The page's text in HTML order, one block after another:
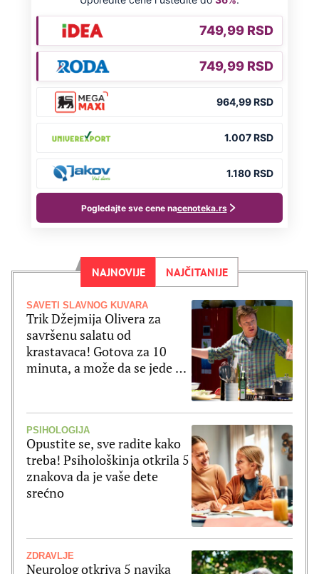
NAJNOVIJE NAJČITANIJE
SAVETI SLAVNOG KUVARA
Trik Džejmija Olivera za
savršenu salatu od
krastavaca! Gotova za 10
minuta, a može da se jede uz
PSIHOLOGIJA
Opustite se, sve radite kako
treba! Psihološkinja otkrila 5
znakova da je vaše dete
srećno
ZDRAVLJE
Neurolog otkriva 5 navika